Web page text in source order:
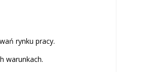
rynku pracy.
warunkach.